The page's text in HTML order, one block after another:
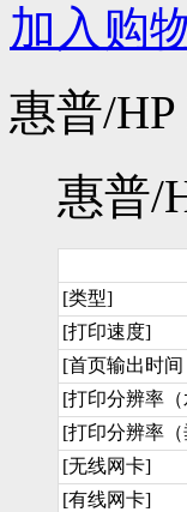
加入购
惠普/HP
惠普/
[类型]
[打印速度]
[首页输出时
[打印分辨率
[打印分辨率
[无线网卡]
[有线网卡]